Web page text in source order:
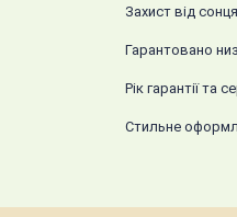
Захист від
Гарантовано
Рік гарантії та
Стильне